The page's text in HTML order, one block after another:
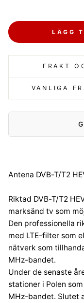
LÄGG
FRAKT
VANLIGA
Korfantego
Korfantego
Antena DVB-T/T2
Riktad DVB-T/T2
marksänd tv som
Den professionella
med LTE-filter som
nätverk som
MHz-bandet.
Under de senaste
stationer i Polen
MHz-bandet. Slutet